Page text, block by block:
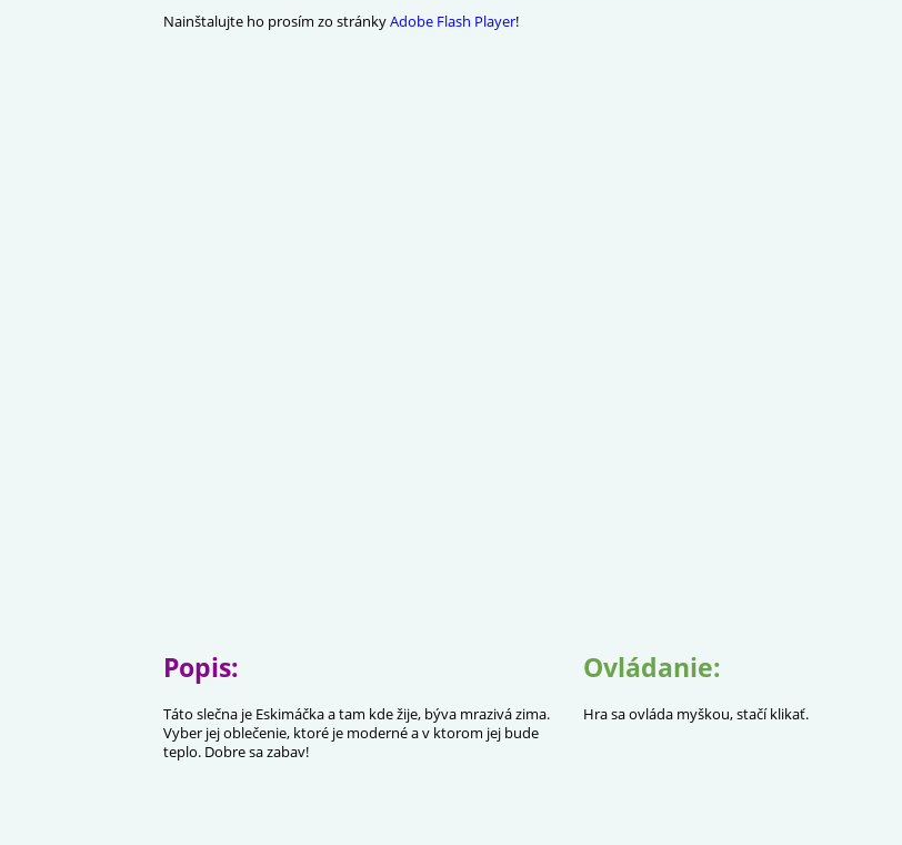
Nainštalujte ho prosím zo stránkyAdobe Flash Player!
Popis:
Táto slečna je Eskimáčka a tam kde žije, býva mrazivá zima.
Vyber jej oblečenie, ktoré je moderné a v ktorom jej bude
teplo. Dobre sa zabav!
Ovládanie:
Hra sa ovláda myškou, stačí klikať.